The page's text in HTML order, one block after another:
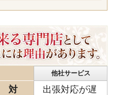
他社サービス
対
出張対応が遅